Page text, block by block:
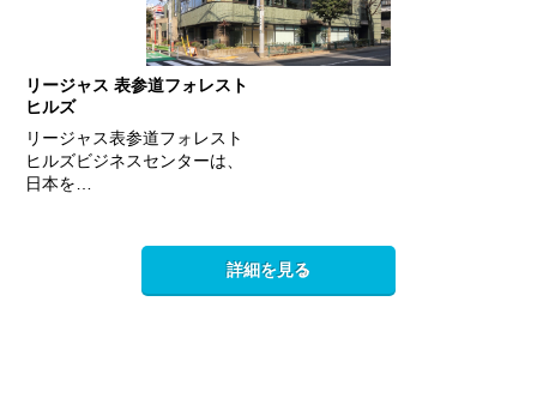
リージャス 表参道フォレスト
ヒルズ
リージャス表参道フォレスト
ヒルズビジネスセンターは、
日本を…
詳細を見る